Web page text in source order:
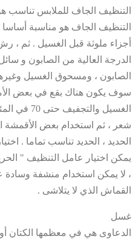
التنظيف الجاف للملابس تناسب
التنظيف الجاف هو مناسبة
أجزاء ملوثة قبل الغسيل . ثم ،
الدرجة العالية من الصابون و
الصابون ، ومسحوق الغسيل
سوف يكون هناك بقع في بعض
الغسيل
شعر ، ثم استخدام بعض الأقمشة
الحديد ، الحديد تناسب تماما .
يمكن اختيار عامل التنظيف "
، لا يمكن استخدام منشفة وسادة
القماش الذي لا يتلاشى .
غسل
الدعاوى هي في معظمها الكتان أو